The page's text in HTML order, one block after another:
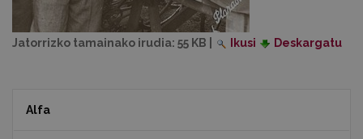
Jatorrizko tamainako irudia: 55 KB Ikusi Deskargatu
Alfa